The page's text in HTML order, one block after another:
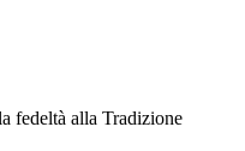
fedeltà alla Tradizione